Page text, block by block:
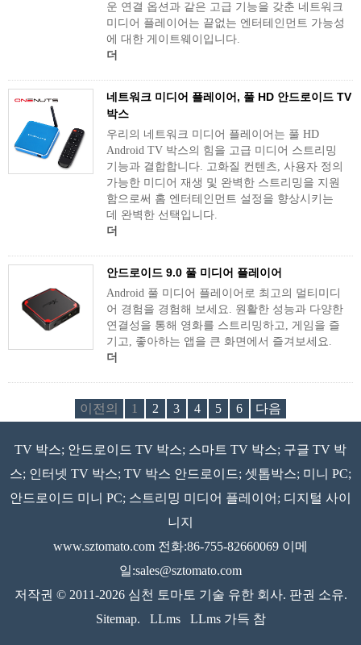
운 연결 옵션과 같은 고급 기능을 갖춘 네트워크
미디어 플레이어는 끝없는 엔터테인먼트 가능성
에 대한 게이트웨이입니다.
더
네트워크 미디어 플레이어, 풀 HD 안드로이드 TV
박스
우리의 네트워크 미디어 플레이어는 풀 HD
Android TV 박스의 힘을 고급 미디어 스트리밍
기능과 결합합니다. 고화질 컨텐츠, 사용자 정의
가능한 미디어 재생 및 완벽한 스트리밍을 지원
함으로써 홈 엔터테인먼트 설정을 향상시키는
데 완벽한 선택입니다.
더
안드로이드 9.0 풀 미디어 플레이어
Android 풀 미디어 플레이어로 최고의 멀티미디
어 경험을 경험해 보세요. 원활한 성능과 다양한
연결성을 통해 영화를 스트리밍하고, 게임을 즐
기고, 좋아하는 앱을 큰 화면에서 즐겨보세요.
더
이전의 1 2 3 4 5 6 다음
TV 박스; 안드로이드 TV 박스; 스마트 TV 박스; 구글 TV 박
스; 인터넷 TV 박스; TV 박스 안드로이드; 셋톱박스; 미니 PC;
안드로이드 미니 PC; 스트리밍 미디어 플레이어; 디지털 사이
니지
www.sztomato.com 전화:86-755-82660069 이메
일:sales@sztomato.com
저작권 © 2011-2026 심천 토마토 기술 유한 회사. 판권 소유.
Sitemap.
LLms LLms 가득 참